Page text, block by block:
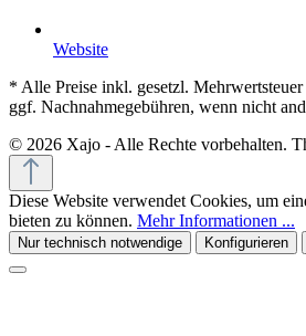
Website
* Alle Preise inkl. gesetzl. Mehrwertsteuer
ggf. Nachnahmegebühren, wenn nicht
© 2026 Xajo - Alle Rechte vorbehalten.
Diese Website verwendet Cookies, um
bieten zu können. Mehr Informationen ...
Nur technisch notwendige Konfigurieren